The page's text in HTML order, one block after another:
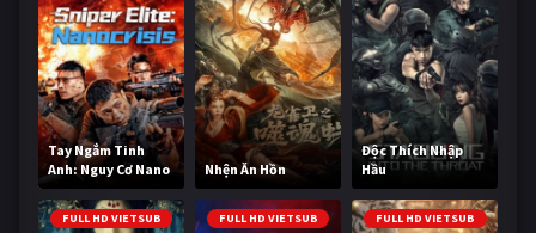
Tay Ngắm Tinh
Anh: Nguy Cơ Nano
Nhện Ăn Hồn
Độc Thích Nhập
Hầu
FULL HD VIETSUB FULL HD VIETSUB FULL HD VIETSUB